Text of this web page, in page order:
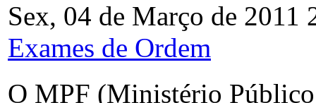
Sex, 04 de Março de 2011
Exames de Ordem
O MPF (Ministério Público